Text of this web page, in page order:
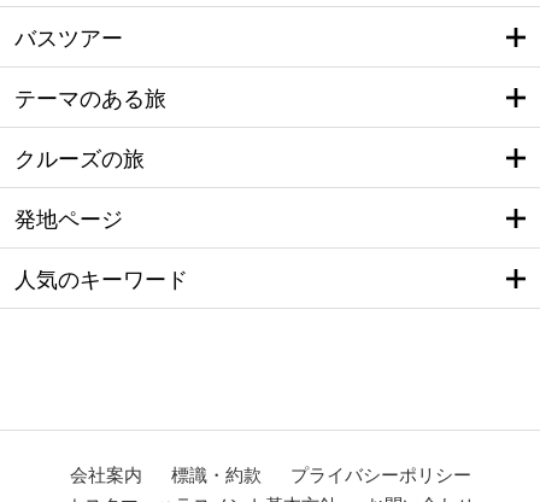
バスツアー
テーマのある旅
クルーズの旅
発地ページ
人気のキーワード
会社案内 標識・約款
プライバシーポリシー